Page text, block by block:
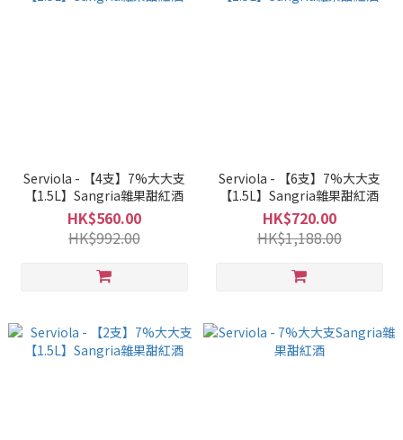
Serviola - 【4支】7%大大支
【1.5L】Sangria雜果甜紅酒
HK$560.00
HK$992.00
Serviola - 【6支】7%大大支
【1.5L】Sangria雜果甜紅酒
HK$720.00
HK$1,188.00